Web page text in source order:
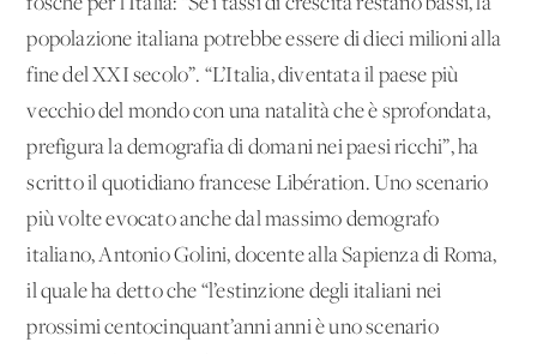
popolazione italiana potrebbe essere di dieci milioni alla
fine del XXI secolo”. “L’Italia, diventata il paese più
vecchio del mondo con una natalità che è sprofondata,
prefigura la demografia di domani nei paesi ricchi”, ha
scritto il quotidiano francese Libération. Uno scenario
più volte evocato anche dal massimo demografo
italiano, Antonio Golini, docente alla Sapienza di Roma,
il quale ha detto che “l’estinzione degli italiani nei
prossimi centocinquant’anni anni è uno scenario